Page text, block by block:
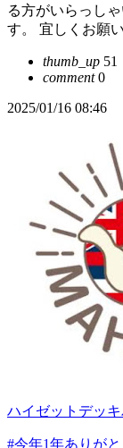
る方がいらっし
す。 宜しくお願
thumb_up 51
comment0
2025/01/16 08:46
ハイゼットデッ
#今年1年ありが